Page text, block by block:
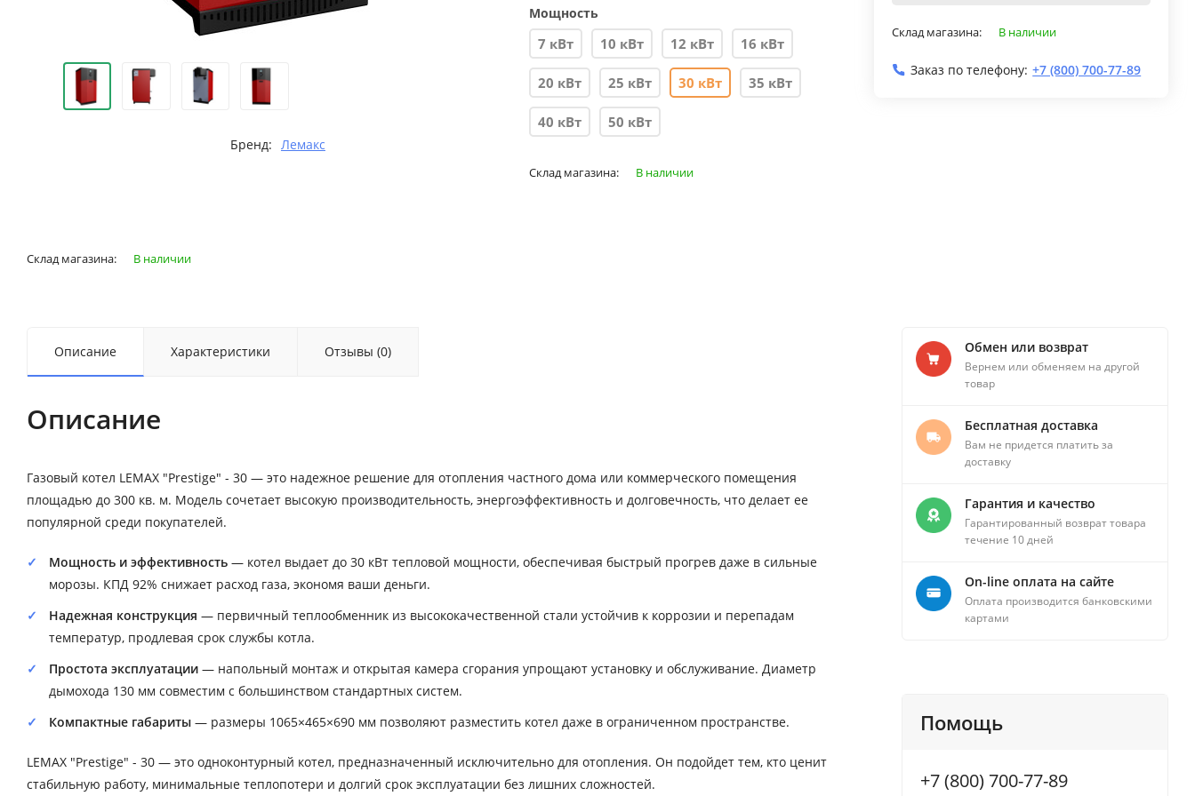
Бренд: Лемакс
Мощность
7 кВт 10 кВт 12 кВт 16 кВт
20 кВт 25 кВт 30 кВт 35 кВт
40 кВт 50 кВт
Склад магазина: В наличии
Склад магазина: В наличии
Заказ по телефону: +7 (800) 700-77-89
Склад магазина: В наличии
Описание Характеристики Отзывы (0)
Описание
Газовый котел LEMAX "Prestige" - 30 — это надежное решение для отопления частного дома или коммерческого помещения
площадью до 300 кв. м. Модель сочетает высокую производительность, энергоэффективность и долговечность, что делает ее
популярной среди покупателей.
Мощность и эффективность — котел выдает до 30 кВт тепловой мощности, обеспечивая быстрый прогрев даже в сильные
морозы. КПД 92% снижает расход газа, экономя ваши деньги.
Надежная конструкция — первичный теплообменник из высококачественной стали устойчив к коррозии и перепадам
температур, продлевая срок службы котла.
Простота эксплуатации — напольный монтаж и открытая камера сгорания упрощают установку и обслуживание. Диаметр
дымохода 130 мм совместим с большинством стандартных систем.
Компактные габариты — размеры 1065×465×690 мм позволяют разместить котел даже в ограниченном пространстве.
LEMAX "Prestige" - 30 — это одноконтурный котел, предназначенный исключительно для отопления. Он подойдет тем, кто ценит
стабильную работу, минимальные теплопотери и долгий срок эксплуатации без лишних сложностей.
Обмен или возврат
Вернем или обменяем на другой
товар
Бесплатная доставка
Вам не придется платить за
доставку
Гарантия и качество
Гарантированный возврат товара
течение 10 дней
On-line оплата на сайте
Оплата производится банковскими
картами
Помощь
+7 (800) 700-77-89